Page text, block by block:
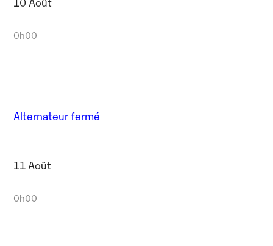
0h00
Alternateur fermé
11 Août
0h00